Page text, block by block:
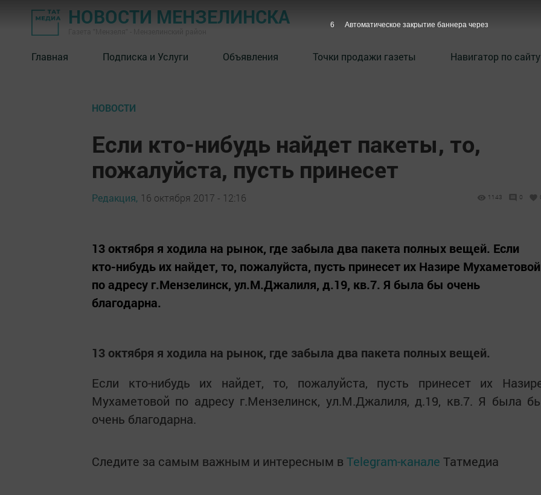
НОВОСТИ МЕНЗЕЛИНСКА
Главная Подписка и Услуги Объявления Точки продажи газеты Навигатор по сайту
НОВОСТИ
Если кто-нибудь найдет пакеты, то,
пожалуйста, пусть принесет
Редакция, 16 октября 2017 - 12:16 1143 0
13 октября я ходила на рынок, где забыла два пакета полных вещей. Если
кто-нибудь их найдет, то, пожалуйста, пусть принесет их Назире Мухаметовой
по адресу г.Мензелинск, ул.М.Джалиля, д.19, кв.7. Я была бы очень
благодарна.
13 октября я ходила на рынок, где забыла два пакета полных вещей.
Если кто-нибудь их найдет, то, пожалуйста, пусть принесет их
Мухаметовой по адресу г.Мензелинск, ул.М.Джалиля, д.19, кв.7. Я была
очень благодарна.
Следите за самым важным и интересным в Telegram-канале Татмедиа
5 Автоматическое закрытие баннера через